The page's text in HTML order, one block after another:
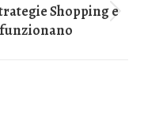
Shopping e